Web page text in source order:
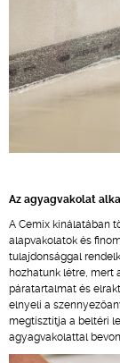
Az agyagvakolat
A Cemix kínálatában
alapvakolatok és
tulajdonsággal
hozhatunk létre, mert
páratartalmat és
elnyeli a
megtisztítja a beltéri
agyagvakolattal